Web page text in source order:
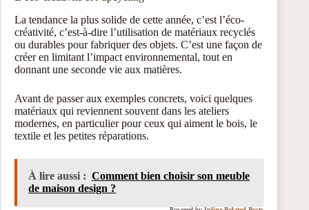
La tendance la plus solide de cette année, c’est l’éco-
créativité, c’est-à-dire l’utilisation de matériaux recyclés
ou durables pour fabriquer des objets. C’est une façon de
créer en limitant l’impact environnemental, tout en
donnant une seconde vie aux matières.
Avant de passer aux exemples concrets, voici quelques
matériaux qui reviennent souvent dans les ateliers
modernes, en particulier pour ceux qui aiment le bois, le
textile et les petites réparations.
À lire aussi : Comment bien choisir son meuble
de maison design ?